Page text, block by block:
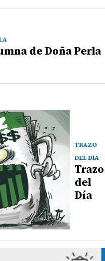
de Doña Perla
TRAZO
DEL DÍA
Trazo
del
Día